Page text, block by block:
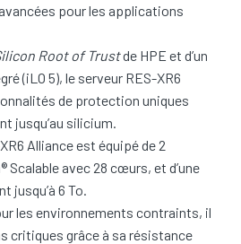
pour les applications
Root of Trustde HPE et d’un
(iLO 5), le serveur RES-XR6
de protection uniques
jusqu’au silicium.
Alliance est équipé de 2
Scalable avec 28 cœurs, et d’une
jusqu’à 6 To.
les environnements contraints, il
critiques grâce à sa résistance